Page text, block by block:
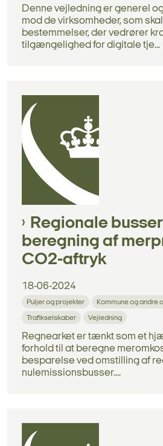
Denne vejledning er generel
mod de virksomheder, som
bestemmelser, der vedrører
tilgængelighed for digitale tje...
Regionale
beregning af
CO2-aftryk
18-06-2024
Puljer og projekter Kommune og andre
Trafikselskaber Vejledning
Regnearket er tænkt som et
forhold til at beregne
besparelse ved omstilling af
nulemissionsbusser....